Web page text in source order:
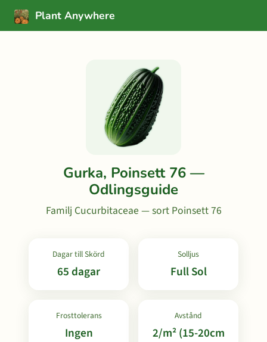
Plant Anywhere
Gurka, Poinsett 76 —
Odlingsguide
Familj Cucurbitaceae — sort Poinsett 76
Dagar till Skörd
65 dagar
Solljus
Full Sol
Frosttolerans
Ingen
Avstånd
2/m² (15-20cm